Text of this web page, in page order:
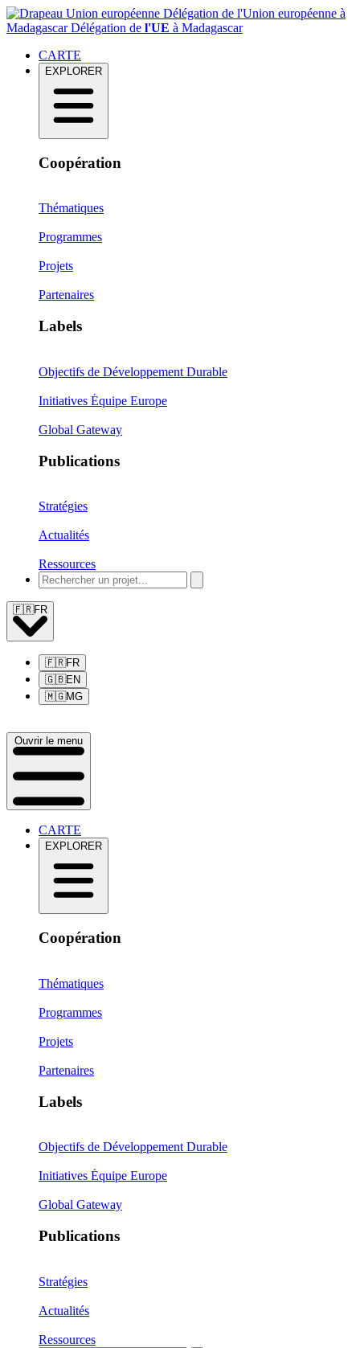
Délégation de l'Union européenne à
MadagascarDélégation de l'UE à Madagascar
CARTE
EXPLORER
Coopération
Thématiques
Programmes
Projets
Partenaires
Labels
Objectifs de Développement Durable
Initiatives Équipe Europe
Global Gateway
Publications
Stratégies
Actualités
Ressources
🇫🇷FR
🇫🇷FR
🇬🇧EN
🇲🇬MG
Ouvrir le menu
CARTE
EXPLORER
Coopération
Thématiques
Programmes
Projets
Partenaires
Labels
Objectifs de Développement Durable
Initiatives Équipe Europe
Global Gateway
Publications
Stratégies
Actualités
Ressources